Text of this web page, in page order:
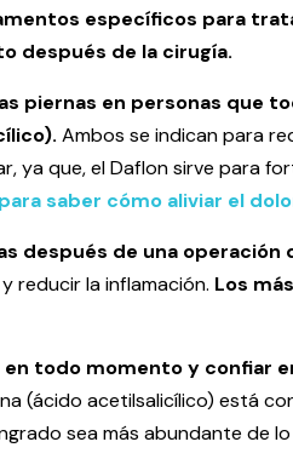
específicos para
después de la cirugía.
piernas en personas que
Ambos se indican para
que, el Daflon sirve para
saber cómo aliviar el
después de una operación
reducir la inflamación. Los
todo momento y confiar
(ácido acetilsalicílico) está
sea más abundante de lo